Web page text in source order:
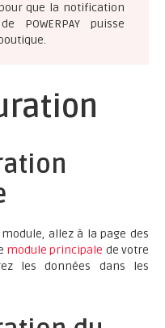
que la notification
POWERPAY puisse
allez à la page des
module principale de votre
les données dans les